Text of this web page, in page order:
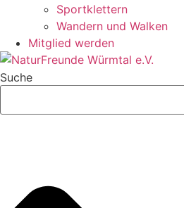
Sportklettern
Wandern und Walken
Mitglied werden
Suche